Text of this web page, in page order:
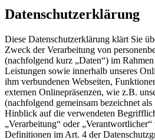
Datenschutzerklärung
Diese Datenschutzerklärung klärt Sie
Zweck der Verarbeitung von
(nachfolgend kurz „Daten“) im
Leistungen sowie innerhalb unseres
ihm verbundenen Webseiten,
externen Onlinepräsenzen, wie z.B.
(nachfolgend gemeinsam bezeichnet
Hinblick auf die verwendeten
„Verarbeitung“ oder
Definitionen im Art. 4 der